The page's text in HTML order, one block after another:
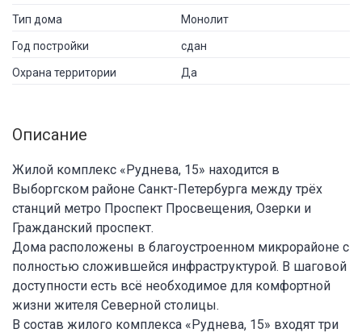
Тип дома Монолит
Год постройки сдан
Охрана территории Да
Описание
Жилой комплекс «Руднева, 15» находится в
Выборгском районе Санкт-Петербурга между трёх
станций метро Проспект Просвещения, Озерки и
Гражданский проспект.
Дома расположены в благоустроенном микрорайоне с
полностью сложившейся инфраструктурой. В шаговой
доступности есть всё необходимое для комфортной
жизни жителя Северной столицы.
В состав жилого комплекса «Руднева, 15» входят три